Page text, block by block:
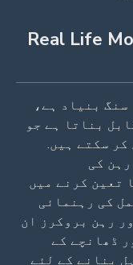
Real Life
بنیاد ہے،
بناتا ہے جو
سکتے ہیں.
کی
تعین کرنے میں
کی رہنمائی
رہن بروکرز ان
ڈھانچے کے
بنانے کے لئے